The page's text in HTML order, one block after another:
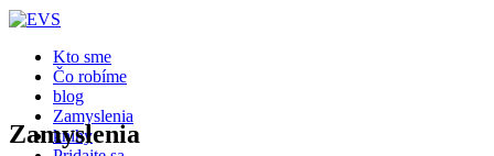
Kto sme
Čo robíme
blog
Zamyslenia
knihy
Zamyslenia